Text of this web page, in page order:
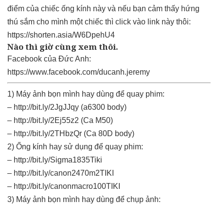
điểm của chiếc ống kính này và nếu bạn cảm thấy hứng
thú sắm cho mình một chiếc thì click vào link này thôi:
https://shorten.asia/W6DpehU4
Nào thì giờ cùng xem thôi.
Facebook của Đức Anh:
https://www.facebook.com/ducanh.jeremy
1) Máy ảnh bọn mình hay dùng để quay phim:
– http://bit.ly/2JgJJqy (a6300 body)
– http://bit.ly/2Ej55z2 (Ca M50)
– http://bit.ly/2THbzQr (Ca 80D body)
2) Ống kính hay sử dụng để quay phim:
– http://bit.ly/Sigma1835Tiki
– http://bit.ly/canon2470m2TIKI
– http://bit.ly/canonmacro100TIKI
3) Máy ảnh bọn mình hay dùng để chụp ảnh: